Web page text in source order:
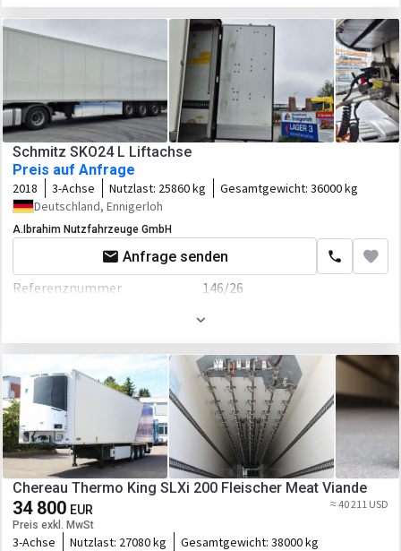
Laderaum-Breite
2500 mm
Laderaum-Höhe
2650 mm
Gewicht
8902 kg
14040 mm
2600 mm
Höhe
4000 mm
Fahrgestell/Federung
Federung
Bremse
Scheibenbremse
ABS
EBS
2500 mm
Laderaum-Höhe
2650 mm
Laderaum-Volumen
89 cbm
Schmitz SKO24 L Liftachse
Preis auf Anfrage
2018 3-Achse Nutzlast: 25860 kg Gesamtgewicht: 36000 kg
Deutschland, Ennigerloh
A.Ibrahim Nutzfahrzeuge GmbH
Anfrage senden
Referenznummer
146/26
01.04.2018
Hauptuntersuchung
08.2026
Farbe
Weiß
Motor/Antrieb
Kraftstoffart Diesel
Fahrgestell/Federung
Bremse
ABS
Chereau Thermo King SLXi 200 Fleischer Meat Viande
34 800 EUR
Preis exkl. MwSt
≈ 40 211 USD
3-Achse Nutzlast: 27080 kg Gesamtgewicht: 38000 kg